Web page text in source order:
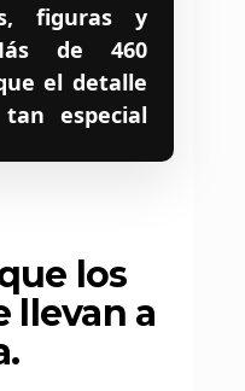
figuras y
de 460
el detalle
especial
los
llevan a